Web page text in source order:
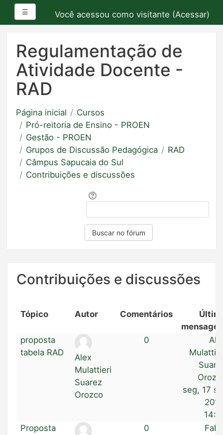
conteúdo
principal
☰ Painel lateralVocê acessou como visitante (Acessar)
Regulamentação de
Atividade Docente -
RAD
Página inicial
Cursos
Pró-reitoria de Ensino - PROEN
Gestão - PROEN
Grupos de Discussão Pedagógica
RAD
Câmpus Sapucaia do Sul
Contribuições e discussões
Buscar
Buscar no fórum
Contribuições e discussões
Tópico Autor Comentários
proposta
tabela RAD
Alex
Mulattieri
Suarez
Orozco
0
seg, 17
Proposta
0